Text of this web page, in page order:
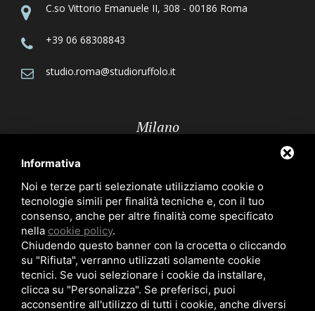
C.so Vittorio Emanuele II, 308 - 00186 Roma
+39 06 68308843
studio.roma@studioruffolo.it
Milano
+39 02 70109223
studio.milano@studioruffolo.it
Informativa
Noi e terze parti selezionate utilizziamo cookie o
tecnologie simili per finalità tecniche e, con il tuo
consenso, anche per altre finalità come specificato
nella cookie policy.
Chiudendo questo banner con la crocetta o cliccando
su "Rifiuta", verranno utilizzati solamente cookie
tecnici. Se vuoi selezionare i cookie da installare,
clicca su "Personalizza". Se preferisci, puoi
acconsentire all'utilizzo di tutti i cookie, anche diversi